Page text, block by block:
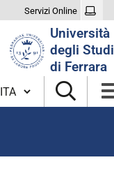
Servizi Online
Università
degli Studi
di Ferrara
Cambia lingua